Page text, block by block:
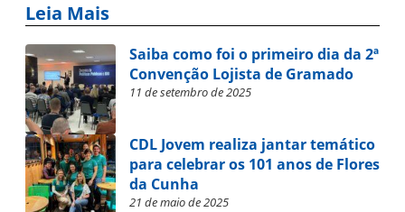
Leia Mais
Saiba como foi o primeiro dia da 2ª
Convenção Lojista de Gramado
11 de setembro de 2025
CDL Jovem realiza jantar temático
para celebrar os 101 anos de Flores
da Cunha
21 de maio de 2025